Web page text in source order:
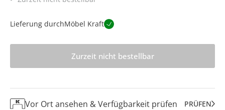
Lieferung durchMöbel Kraft
Zurzeit nicht bestellbar
Vor Ort ansehen & Verfügbarkeit prüfen PRÜFEN